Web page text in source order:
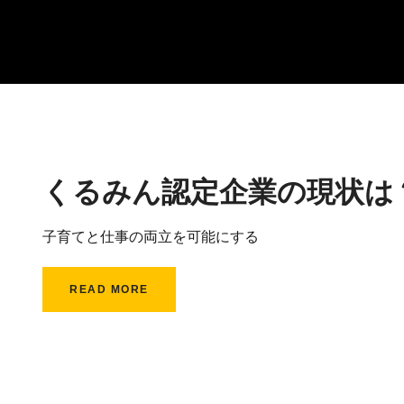
くるみん認定企業の現状は
子育てと仕事の両立を可能にする
READ MORE